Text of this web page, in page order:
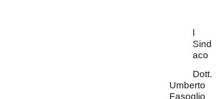
Sind
aco
Dott.
Umberto
Fasoglio